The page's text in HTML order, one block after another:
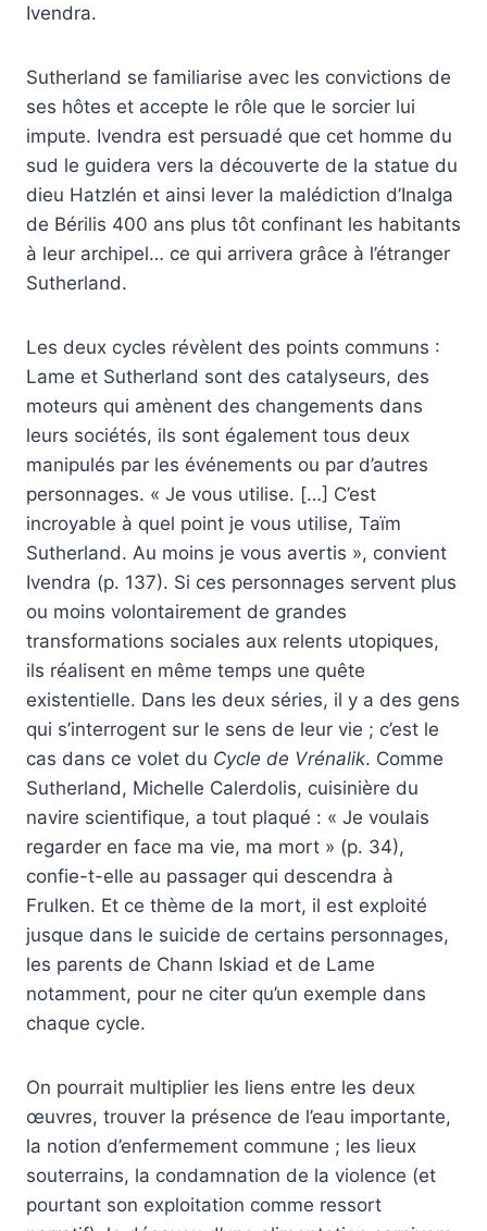
Ivendra.
Sutherland se familiarise avec les convictions de
ses hôtes et accepte le rôle que le sorcier lui
impute. Ivendra est persuadé que cet homme du
sud le guidera vers la découverte de la statue du
dieu Hatzlén et ainsi lever la malédiction d’Inalga
de Bérilis 400 ans plus tôt confinant les habitants
à leur archipel… ce qui arrivera grâce à l’étranger
Sutherland.
Les deux cycles révèlent des points communs :
Lame et Sutherland sont des catalyseurs, des
moteurs qui amènent des changements dans
leurs sociétés, ils sont également tous deux
manipulés par les événements ou par d’autres
personnages. « Je vous utilise. […] C’est
incroyable à quel point je vous utilise, Taïm
Sutherland. Au moins je vous avertis », convient
Ivendra (p. 137). Si ces personnages servent plus
ou moins volontairement de grandes
transformations sociales aux relents utopiques,
ils réalisent en même temps une quête
existentielle. Dans les deux séries, il y a des gens
qui s’interrogent sur le sens de leur vie ; c’est le
cas dans ce volet du Cycle de Vrénalik. Comme
Sutherland, Michelle Calerdolis, cuisinière du
navire scientifique, a tout plaqué : « Je voulais
regarder en face ma vie, ma mort » (p. 34),
confie-t-elle au passager qui descendra à
Frulken. Et ce thème de la mort, il est exploité
jusque dans le suicide de certains personnages,
les parents de Chann Iskiad et de Lame
notamment, pour ne citer qu’un exemple dans
chaque cycle.
On pourrait multiplier les liens entre les deux
œuvres, trouver la présence de l’eau importante,
la notion d’enfermement commune ; les lieux
souterrains, la condamnation de la violence (et
pourtant son exploitation comme ressort